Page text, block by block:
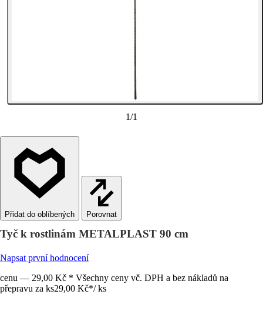
1/1
Porovnat
Tyč k rostlinám METALPLAST 90 cm
Napsat první hodnocení
cenu — 29,00 Kč * Všechny ceny vč. DPH a bez nákladů na
přepravu za ks29,00 Kč*/ ks